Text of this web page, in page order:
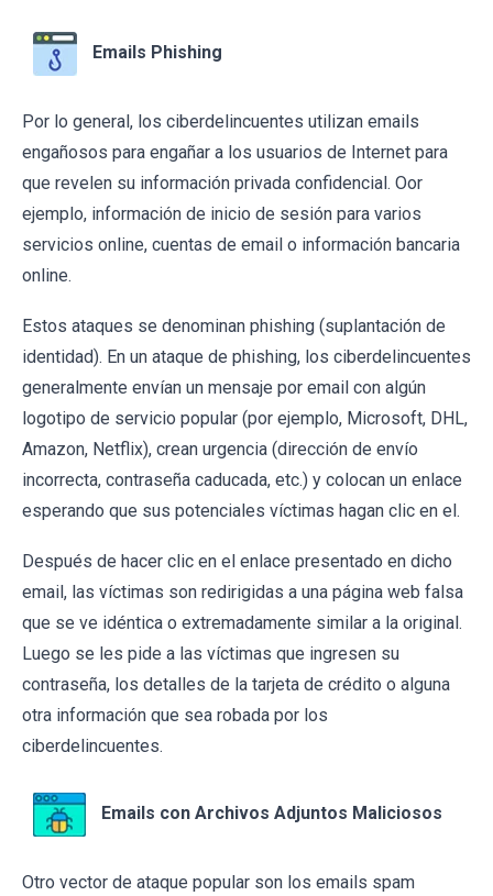
Emails Phishing
Por lo general, los ciberdelincuentes utilizan emails
engañosos para engañar a los usuarios de Internet para
que revelen su información privada confidencial. Oor
ejemplo, información de inicio de sesión para varios
servicios online, cuentas de email o información bancaria
online.
Estos ataques se denominan phishing (suplantación de
identidad). En un ataque de phishing, los ciberdelincuentes
generalmente envían un mensaje por email con algún
logotipo de servicio popular (por ejemplo, Microsoft, DHL,
Amazon, Netflix), crean urgencia (dirección de envío
incorrecta, contraseña caducada, etc.) y colocan un enlace
esperando que sus potenciales víctimas hagan clic en el.
Después de hacer clic en el enlace presentado en dicho
email, las víctimas son redirigidas a una página web falsa
que se ve idéntica o extremadamente similar a la original.
Luego se les pide a las víctimas que ingresen su
contraseña, los detalles de la tarjeta de crédito o alguna
otra información que sea robada por los
ciberdelincuentes.
Emails con Archivos Adjuntos Maliciosos
Otro vector de ataque popular son los emails spam